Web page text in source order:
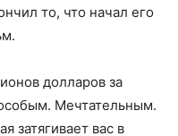
то, что начал его
долларов за
Мечтательным.
затягивает вас в